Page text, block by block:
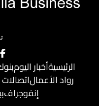
الرئيسيةأخبار اليوم
رواد الأعمال
إنفوجراف